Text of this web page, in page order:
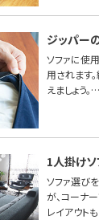
ジッパー
ソファに使
用されます
えましょう
1人掛けソ
ソファ選び
が、コーナ
レイアウト